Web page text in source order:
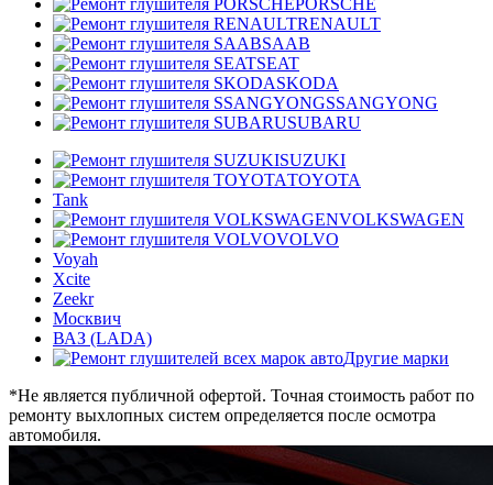
RENAULT
SAAB
SEAT
SKODA
SSANGYONG
SUBARU
SUZUKI
TOYOTA
Tank
VOLKSWAGEN
VOLVO
Voyah
Xcite
Zeekr
Москвич
ВАЗ (LADA)
Другие марки
*Не является публичной офертой. Точная стоимость работ по
ремонту выхлопных систем определяется после осмотра
автомобиля.